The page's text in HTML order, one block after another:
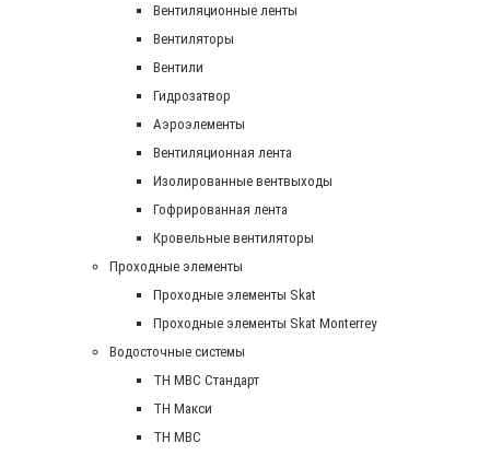
Вентиляционные ленты
Вентиляторы
Вентили
Гидрозатвор
Аэроэлементы
Вентиляционная лента
Изолированные вентвыходы
Гофрированная лента
Кровельные вентиляторы
Проходные элементы
Проходные элементы Skat
Проходные элементы Skat Monterrey
Водосточные системы
TH MBC Стандарт
TH Макси
TH МВС